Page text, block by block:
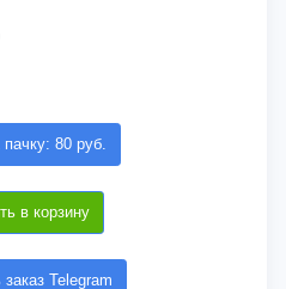
80 руб.
в корзину
Telegram